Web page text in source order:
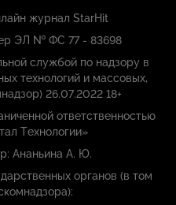
журнал StarHit
ЭЛ № ФС 77 - 83698
службой по надзору в
технологий и массовых,
26.07.2022 18+
ответственностью
Технологии»
Ананьина А. Ю.
органов (в том